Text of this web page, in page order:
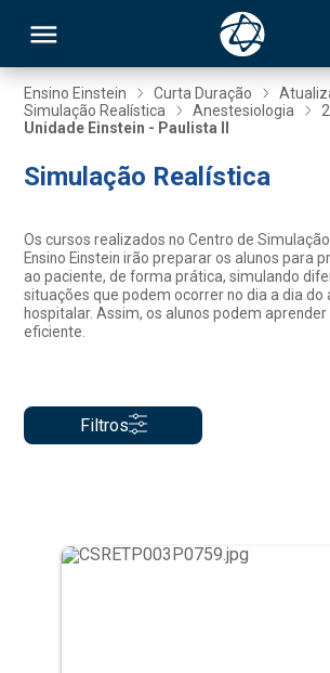
Ensino Einstein Curta Duração
Simulação Realística
Anestesiologia
Unidade Einstein - Paulista II
Simulação Realística
Os cursos realizados no Centro de
Ensino Einstein irão preparar os alunos para
ao paciente, de forma prática, simulando
situações que podem ocorrer no dia a dia do
hospitalar. Assim, os alunos podem
eficiente.
Filtros